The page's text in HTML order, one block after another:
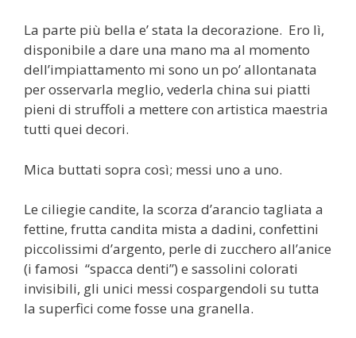
La parte più bella e’ stata la decorazione. Ero lì,
disponibile a dare una mano ma al momento
dell’impiattamento mi sono un po’ allontanata
per osservarla meglio, vederla china sui piatti
pieni di struffoli a mettere con artistica maestria
tutti quei decori.
Mica buttati sopra così; messi uno a uno.
Le ciliegie candite, la scorza d’arancio tagliata a
fettine, frutta candita mista a dadini, confettini
piccolissimi d’argento, perle di zucchero all’anice
(i famosi “spacca denti”) e sassolini colorati
invisibili, gli unici messi cospargendoli su tutta
la superfici come fosse una granella.